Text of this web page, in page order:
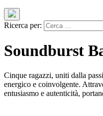
Ricerca per:
Soundburst
Cinque ragazzi, uniti dalla
energico e coinvolgente.
entusiasmo e autenticità,